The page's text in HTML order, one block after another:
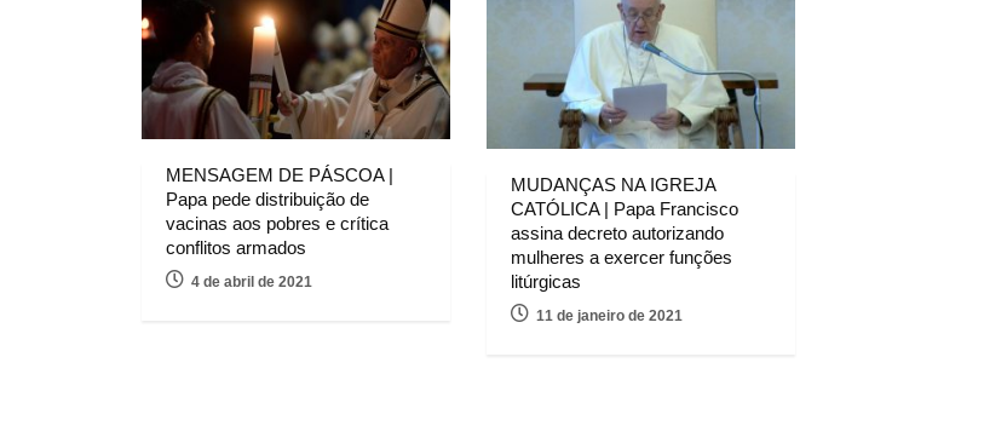
MENSAGEM DE PÁSCOA |
Papa pede distribuição de
vacinas aos pobres e crítica
conflitos armados
4 de abril de 2021
MUDANÇAS NA IGREJA
CATÓLICA | Papa Francisco
assina decreto autorizando
mulheres a exercer funções
litúrgicas
11 de janeiro de 2021